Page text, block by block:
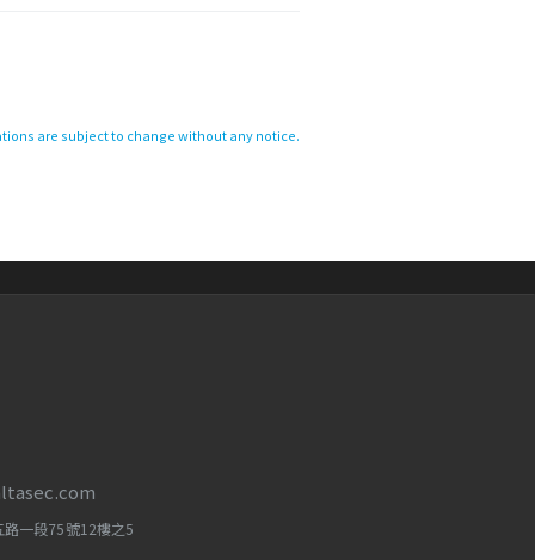
are subject to change without any notice.
一段75號12樓之5